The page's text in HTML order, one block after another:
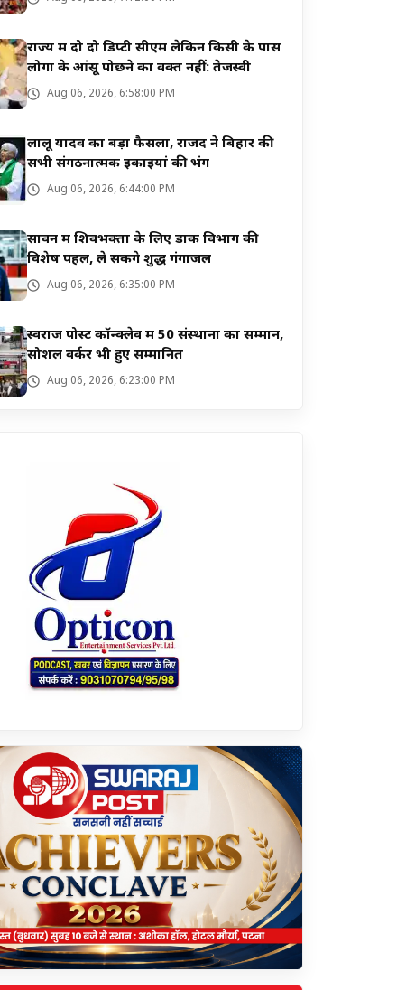
राज्य में दो दो डिप्टी सीएम लेकिन किसी के पास
लोगों के आंसू पोछने का वक्त नहीं: तेजस्वी
Aug 06, 2026, 6:58:00 PM
लालू यादव का बड़ा फैसला, राजद ने बिहार की
सभी संगठनात्मक इकाइयां की भंग
Aug 06, 2026, 6:44:00 PM
सावन में शिवभक्तों के लिए डाक विभाग की
विशेष पहल, ले सकेंगे शुद्ध गंगाजल
Aug 06, 2026, 6:35:00 PM
स्वराज पोस्ट कॉन्क्लेव में 50 संस्थानों का सम्मान,
सोशल वर्कर भी हुए सम्मानित
Aug 06, 2026, 6:23:00 PM